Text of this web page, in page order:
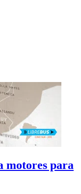
motores para